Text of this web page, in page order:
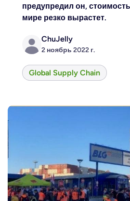
предупредил он,
мире резко вырастет.
ChuJelly
2 ноябрь 2022 г.
Global Supply Chain